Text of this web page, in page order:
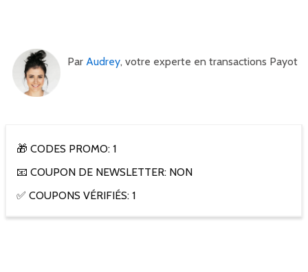
Par Audrey, votre experte en transactions Payot
🎁 CODES PROMO: 1
📧 COUPON DE NEWSLETTER: NON
✅ COUPONS VÉRIFIÉS: 1